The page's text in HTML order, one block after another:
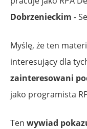
Dobrzenieckim -
Myślę, że ten
interesujący dla
zainteresowani
jako programista
Ten wywiad